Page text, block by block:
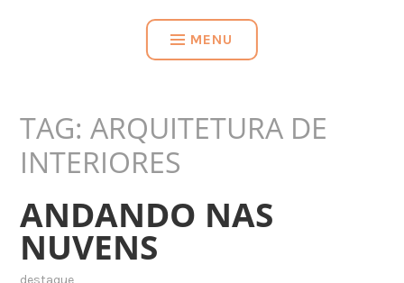
MENU
TAG:ARQUITETURA DE
INTERIORES
ANDANDO NAS
NUVENS
destaque